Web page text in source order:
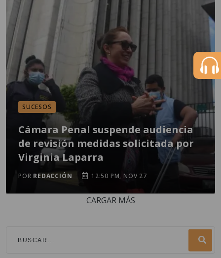
SUCESOS
Cámara Penal suspende audiencia
de revisión medidas solicitada por
Virginia Laparra
POR REDACCIÓN 12:50 PM, NOV 27
CARGAR MÁS